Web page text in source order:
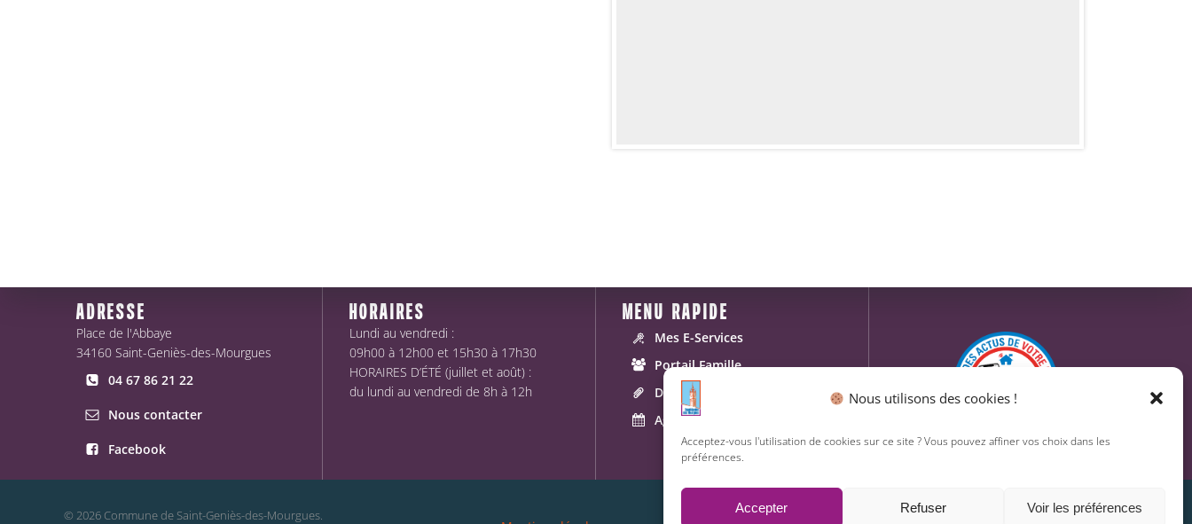
Nous utilisons des cookies !
Acceptez-vous l'utilisation de cookies sur ce site ? Vous pouvez affiner vos choix dans les
préférences.
Accepter Refuser Voir les préférences
ADRESSE
Place de l'Abbaye
34160 Saint-Geniès-des-Mourgues
04 67 86 21 22
Nous contacter
Facebook
HORAIRES
Lundi au vendredi :
09h00 à 12h00 et 15h30 à 17h30
HORAIRES D’ÉTÉ (juillet et août) :
du lundi au vendredi de 8h à 12h
MENU RAPIDE
Mes E-Services
Portail Famille
Démarches
Agenda
© 2026 Commune de Saint-Geniès-des-Mourgues.